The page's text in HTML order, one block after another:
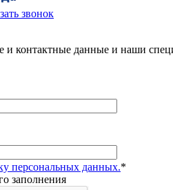
звонок
и контактные данные и наши
персональных данных.*
заполнения